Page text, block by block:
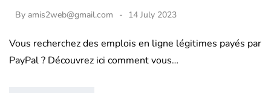
By amis2web@gmail.com 14 July 2023
Vous recherchez des emplois en ligne légitimes payés par
PayPal ? Découvrez ici comment vous…